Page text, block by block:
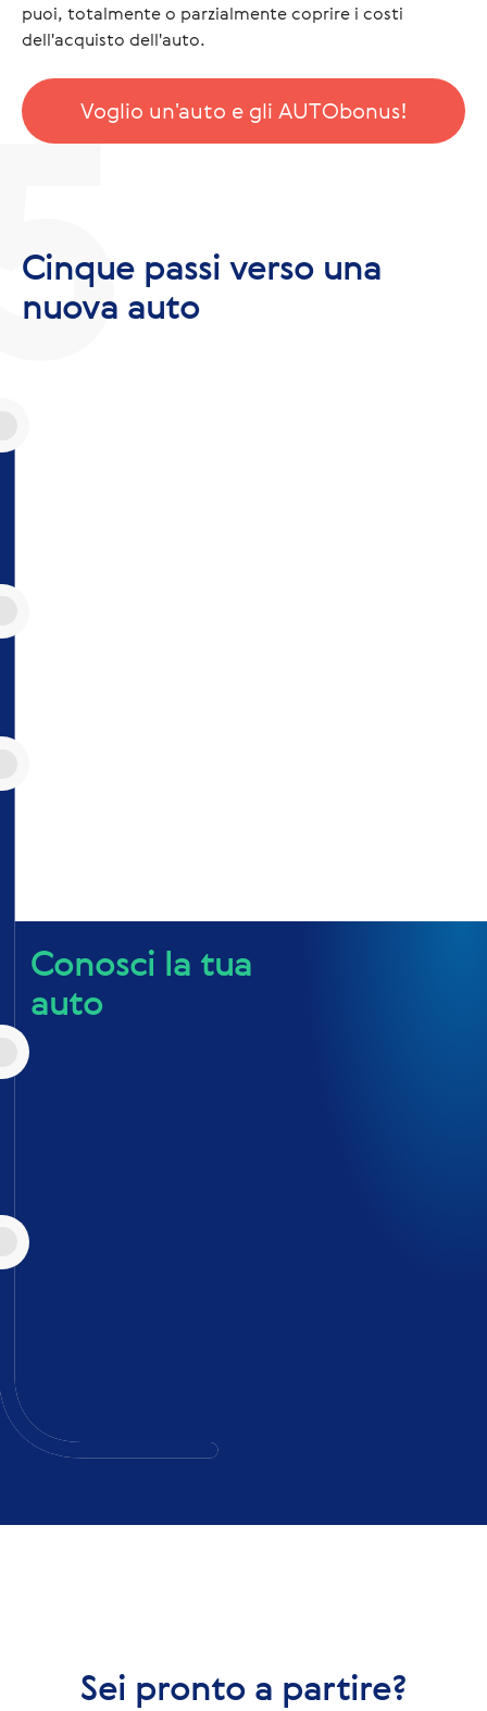
puoi, totalmente o parzialmente coprire i costi
dell'acquisto dell'auto.
Voglio un'auto e gli AUTObonus!
Cinque passi verso una
nuova auto
Conosci la tua
auto
Sei pronto a partire?